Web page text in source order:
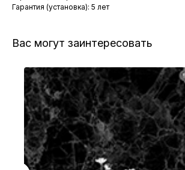
Гарантия (установка): 5 лет
Вас могут заинтересовать